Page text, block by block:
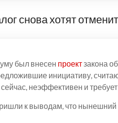
снова хотят
был внесен проектзакона
инициативу,
неэффективен и
к выводам, что